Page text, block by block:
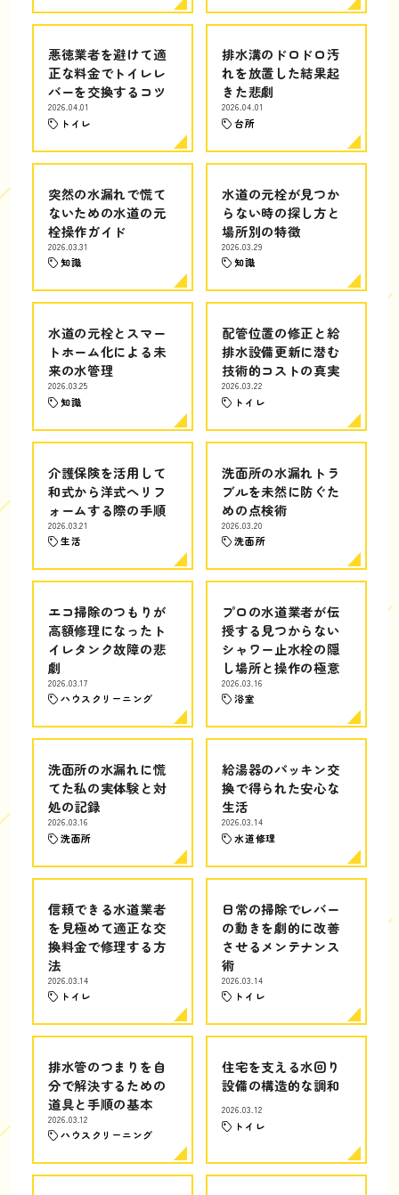
悪徳業者を避けて適
正な料金でトイレレ
バーを交換するコツ
2026.04.01
トイレ
排水溝のドロドロ汚
れを放置した結果起
きた悲劇
2026.04.01
台所
突然の水漏れで慌て
ないための水道の元
栓操作ガイド
2026.03.31
知識
水道の元栓が見つか
らない時の探し方と
場所別の特徴
2026.03.29
知識
水道の元栓とスマー
トホーム化による未
来の水管理
2026.03.25
知識
配管位置の修正と給
排水設備更新に潜む
技術的コストの真実
2026.03.22
トイレ
介護保険を活用して
和式から洋式へリフ
ォームする際の手順
2026.03.21
生活
洗面所の水漏れトラ
ブルを未然に防ぐた
めの点検術
2026.03.20
洗面所
エコ掃除のつもりが
高額修理になったト
イレタンク故障の悲
劇
2026.03.17
ハウスクリーニング
プロの水道業者が伝
授する見つからない
シャワー止水栓の隠
し場所と操作の極意
2026.03.16
浴室
洗面所の水漏れに慌
てた私の実体験と対
処の記録
2026.03.16
洗面所
給湯器のパッキン交
換で得られた安心な
生活
2026.03.14
水道修理
信頼できる水道業者
を見極めて適正な交
換料金で修理する方
法
2026.03.14
トイレ
日常の掃除でレバー
の動きを劇的に改善
させるメンテナンス
術
2026.03.14
トイレ
排水管のつまりを自
分で解決するための
道具と手順の基本
2026.03.12
ハウスクリーニング
住宅を支える水回り
設備の構造的な調和
2026.03.12
トイレ